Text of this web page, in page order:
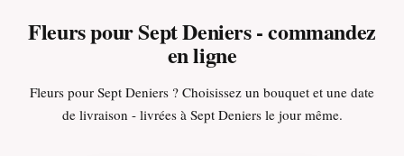
Fleurs pour Sept Deniers - commandez
en ligne
Fleurs pour Sept Deniers ? Choisissez un bouquet et une date
de livraison - livrées à Sept Deniers le jour même.